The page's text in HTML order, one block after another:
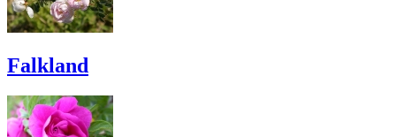
Falkland